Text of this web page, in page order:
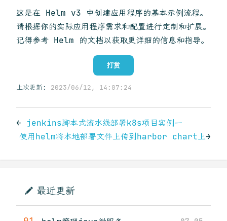
这是在 Helm v3 中创建应用程序的基本示例流程。
请根据你的实际应用程序需求和配置进行定制和扩展。
记得参考 Helm 的文档以获取更详细的信息和指导。
打赏
上次更新: 2023/06/12, 14:07:24
← jenkins脚本式流水线部署k8s项目实例一
使用helm将本地部署文件上传到harbor chart上→
最近更新